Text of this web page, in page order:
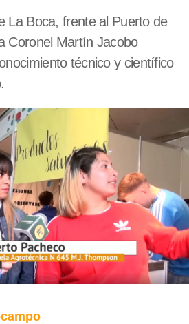
La Boca, frente al Puerto de
Coronel Martín Jacobo
técnico y científico